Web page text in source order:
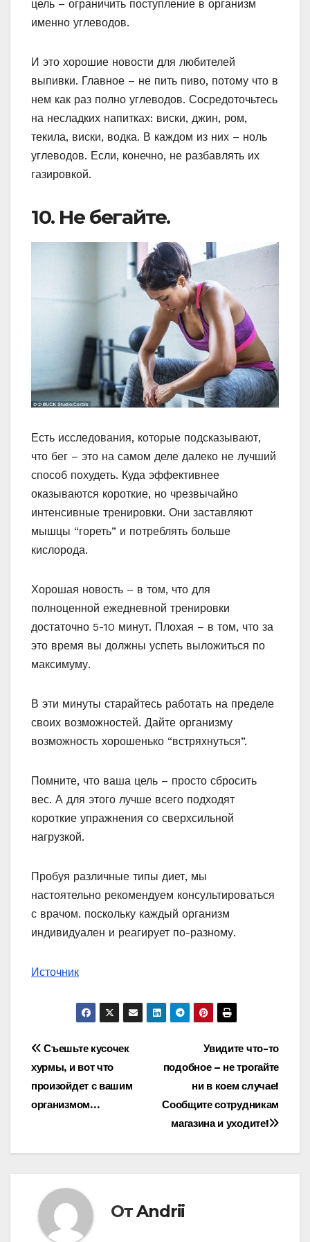
цель – ограничить поступление в организм
именно углеводов.
И это хорошие новости для любителей
выпивки. Главное – не пить пиво, потому что в
нем как раз полно углеводов. Сосредоточьтесь
на несладких напитках: виски, джин, ром,
текила, виски, водка. В каждом из них – ноль
углеводов. Если, конечно, не разбавлять их
газировкой.
10. Не бегайте.
Есть исследования, которые подсказывают,
что бег – это на самом деле далеко не лучший
способ похудеть. Куда эффективнее
оказываются короткие, но чрезвычайно
интенсивные тренировки. Они заставляют
мышцы “гореть” и потреблять больше
кислорода.
Хорошая новость – в том, что для
полноценной ежедневной тренировки
достаточно 5-10 минут. Плохая – в том, что за
это время вы должны успеть выложиться по
максимуму.
В эти минуты старайтесь работать на пределе
своих возможностей. Дайте организму
возможность хорошенько “встряхнуться”.
Помните, что ваша цель – просто сбросить
вес. А для этого лучше всего подходят
короткие упражнения со сверхсильной
нагрузкой.
Пробуя различные типы диет, мы
настоятельно рекомендуем консультироваться
с врачом. поскольку каждый организм
индивидуален и реагирует по-разному.
Источник
Навигация
по
записям
Увидите что-то
подобное – не трогайте
ни в коем случае!
Сообщите сотрудникам
магазина и уходите!
Съешьте кусочек
хурмы, и вот что
произойдет с вашим
организмом…
ОтAndrii